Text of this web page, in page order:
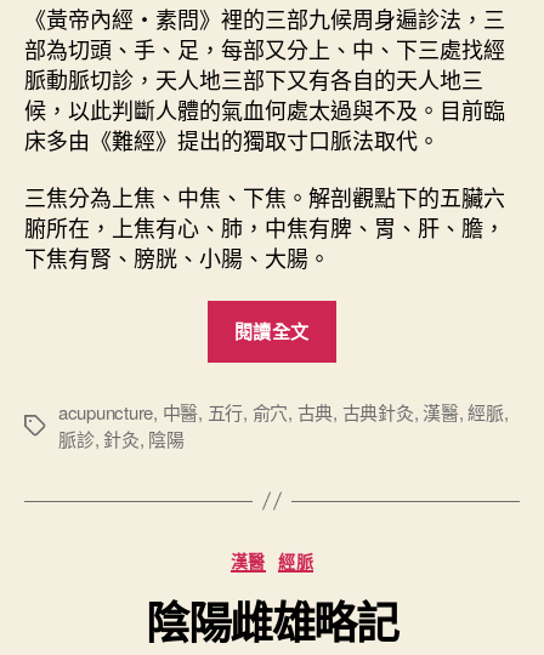
《黃帝內經・素問》裡的三部九候周身遍診法，三
部為切頭、手、足，每部又分上、中、下三處找經
脈動脈切診，天人地三部下又有各自的天人地三
候，以此判斷人體的氣血何處太過與不及。目前臨
床多由《難經》提出的獨取寸口脈法取代。
三焦分為上焦、中焦、下焦。解剖觀點下的五臟六
腑所在，上焦有心、肺，中焦有脾、胃、肝、膽，
下焦有腎、膀胱、小腸、大腸。
閱讀全文
心
上
標
acupuncture, 中醫, 五行, 俞穴, 古典, 古典針灸, 漢醫,經脈,
脈診, 針灸, 陰陽
分
類
漢醫 經脈
陰陽雌雄略記